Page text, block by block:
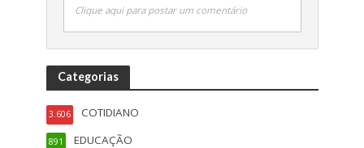
Clique aqui para postar um comentário
Categorias
COTIDIANO
3.606
EDUCAÇÃO
891